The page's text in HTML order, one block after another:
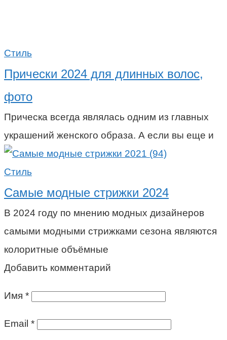
Стиль
Прически 2024 для длинных волос,
фото
Прическа всегда являлась одним из главных
украшений женского образа. А если вы еще и
Стиль
Самые модные стрижки 2024
В 2024 году по мнению модных дизайнеров
самыми модными стрижками сезона являются
колоритные объёмные
Добавить комментарий
Имя *
Email *